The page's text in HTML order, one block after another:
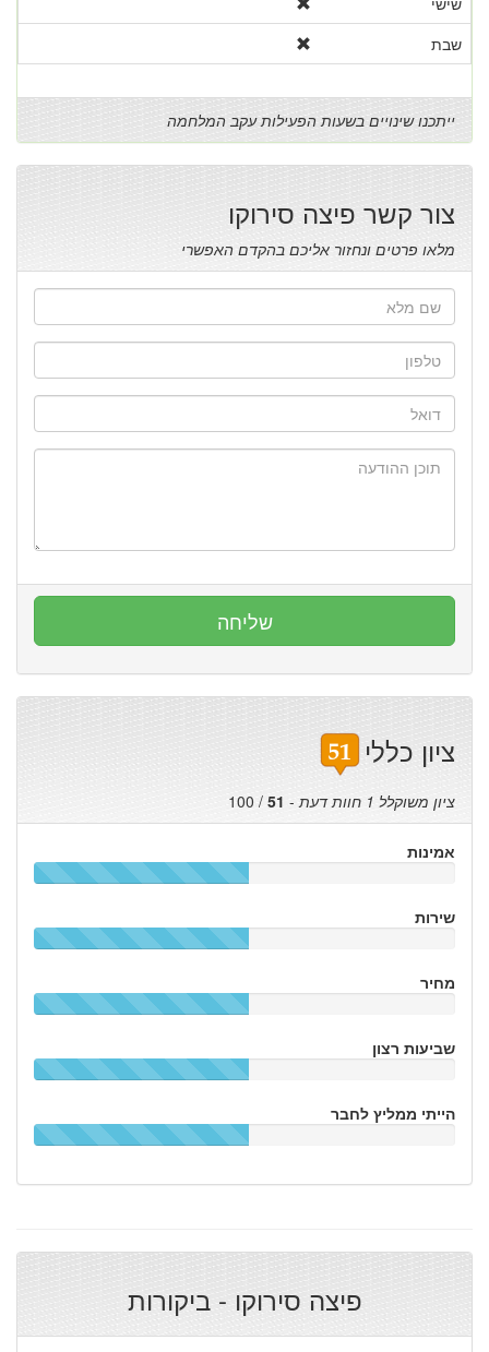
שבת
ייתכנו שינויים בשעות הפעילות עקב המלחמה
צור קשר פיצה סירוקו
מלאו פרטים ונחזור אליכם בהקדם האפשרי
ציון כללי
ציון משוקלל 1 חוות דעת-
51
/
100
אמינות
שירות
מחיר
שביעות רצון
הייתי ממליץ לחבר
פיצה סירוקו - ביקורות